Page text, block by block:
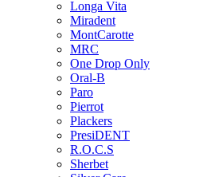
Longa Vita
Miradent
MontCarotte
MRC
One Drop Only
Oral-B
Paro
Pierrot
Plackers
PresiDENT
R.O.C.S
Sherbet